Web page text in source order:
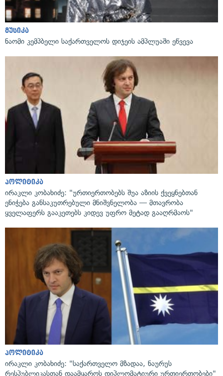
მუსიკა
ნაომი კემპბელი საქართველოს დიჯეის ამპლუაში ეწვევა
პოლიტიკა
ირაკლი კობახიძე: "ურთიერთობებს შუა აზიის ქვეყნებთან
ენიჭება განსაკუთრებული მნიშვნელობა — მთავრობა
ყველაფერს გააკეთებს კიდევ უფრო მეტად გააღრმაოს"
პოლიტიკა
ირაკლი კობახიძე: "საქართველო მზადაა, ნაურუს
რესპუბლიკასთან დაამყაროს დიპლომატიური ურთიერთობები"